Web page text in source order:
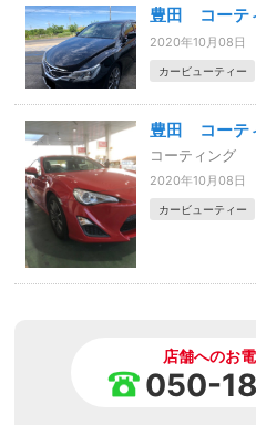
豊田 コーテ
2020年10月08日
カービューティー
豊田 コーテ
コーティング
2020年10月08日
カービューティー
店舗へのお
050-